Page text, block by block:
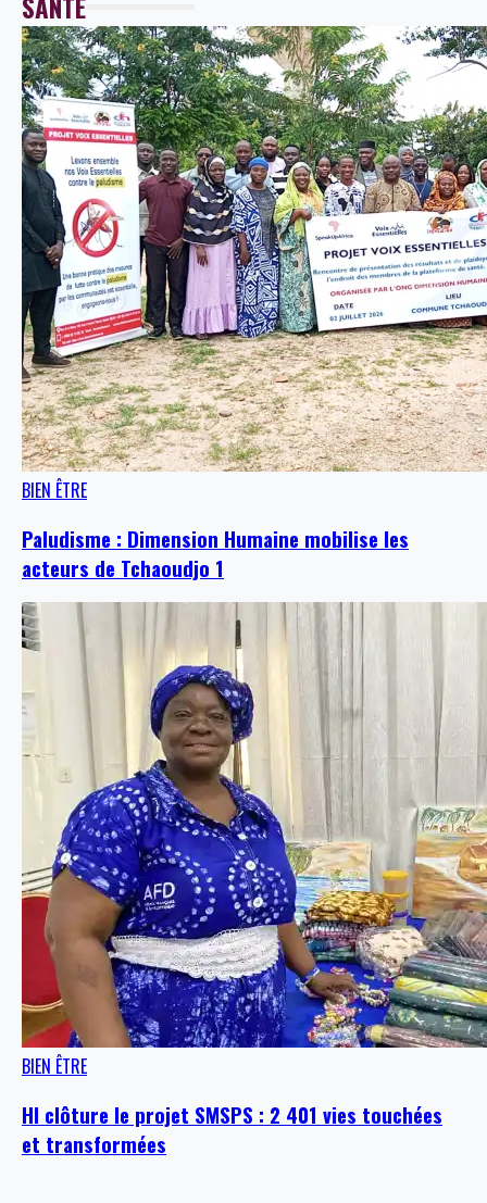
SANTE
BIEN ÊTRE
Paludisme : Dimension Humaine mobilise les
acteurs de Tchaoudjo 1
BIEN ÊTRE
HI clôture le projet SMSPS : 2 401 vies touchées
et transformées